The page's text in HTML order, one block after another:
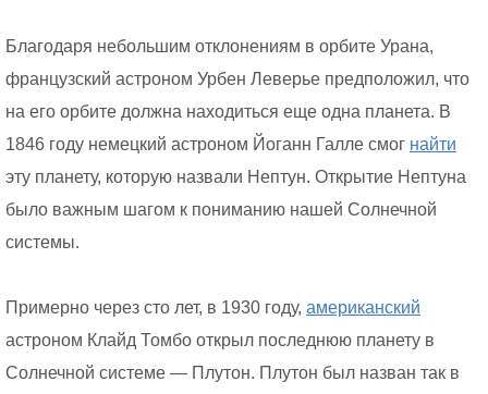
Благодаря небольшим отклонениям в орбите Урана,
французский астроном Урбен Леверье предположил, что
на его орбите должна находиться еще одна планета. В
1846 году немецкий астроном Йоганн Галле смог найти
эту планету, которую назвали Нептун. Открытие Нептуна
было важным шагом к пониманию нашей Солнечной
системы.
Примерно через сто лет, в 1930 году, американский
астроном Клайд Томбо открыл последнюю планету в
Солнечной системе — Плутон. Плутон был назван так в